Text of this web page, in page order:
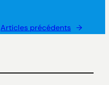
Articles précédents →